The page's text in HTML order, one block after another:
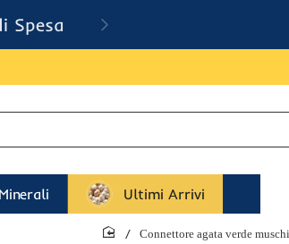
Spesa
Ultimi Arrivi
Connettore agata verde